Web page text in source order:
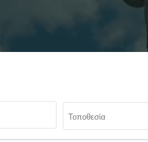
Τοποθεσία